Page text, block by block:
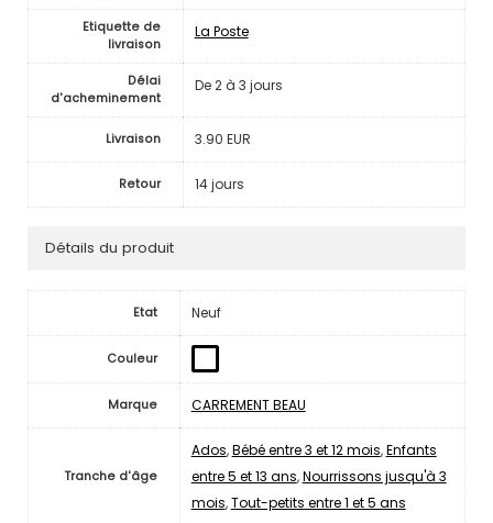
Etiquette de
livraison
La Poste
Délai
d'acheminement
De 2 à 3 jours
Livraison 3.90 EUR
Retour 14 jours
Détails du produit
Etat Neuf
Couleur
Marque CARREMENT BEAU
Tranche d'âge
Ados,Bébé entre 3 et 12 mois,Enfants
entre 5 et 13 ans,Nourrissons jusqu'à 3
mois,Tout-petits entre 1 et 5 ans